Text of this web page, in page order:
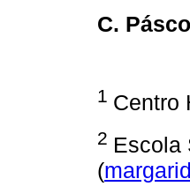
C.
1 Centro
2 Escola
(